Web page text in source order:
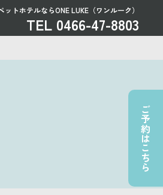
ットホテルならONE LUKE（ワンルーク）
TEL 0466-47-8803
ご予約はこちら